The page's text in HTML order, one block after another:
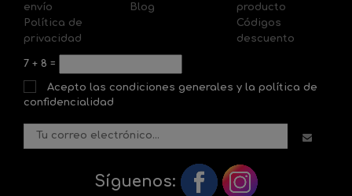
envío
Política de
privacidad
Blog
producto
Códigos
descuento
7 + 8 =
Acepto las condiciones generales y la política de
confidencialidad
Síguenos: